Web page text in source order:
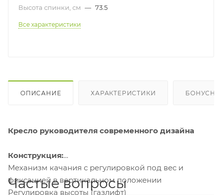
Высота спинки, см — 73.5
Все характеристики
ОПИСАНИЕ ХАРАКТЕРИСТИКИ
Кресло руководителя современного дизайна
Конструкция:
Механизм качания с регулировкой под вес и
фиксацией в вертикальном положении
Регулировка высоты (газлифт)
Частые вопросы